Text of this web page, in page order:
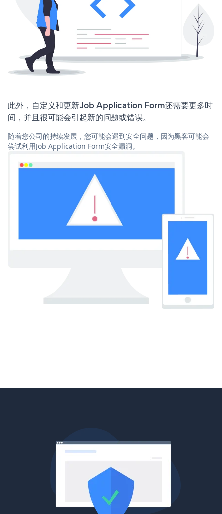
此外，自定义和更新Job Application Form还需要更多时
间，并且很可能会引起新的问题或错误。
随着您公司的持续发展，您可能会遇到安全问题，因为黑客可能会
尝试利用Job Application Form安全漏洞。